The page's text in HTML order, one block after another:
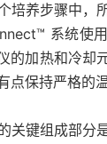
培养步骤中，
系统使
的加热和冷却
点保持严格的
关键组成部分